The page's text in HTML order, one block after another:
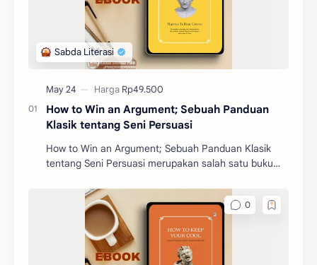
How to Win an Argument; Sebuah Panduan
Klasik tentang Seni Persuasi
How to Win an Argument; Sebuah Panduan Klasik
tentang Seni Persuasi merupakan salah satu buku